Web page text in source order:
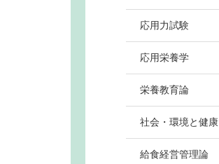
応用力試験
応用栄養学
栄養教育論
社会・環境と健康
給食経営管理論